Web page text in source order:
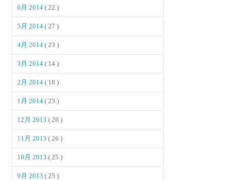
6月 2014( 22 )
5月 2014( 27 )
4月 2014( 23 )
3月 2014( 14 )
2月 2014( 18 )
1月 2014( 23 )
12月 2013( 26 )
11月 2013( 26 )
10月 2013( 25 )
9月 2013( 25 )